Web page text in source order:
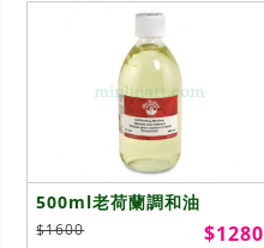
500ml老荷蘭調和油
painting
$1600 $1280